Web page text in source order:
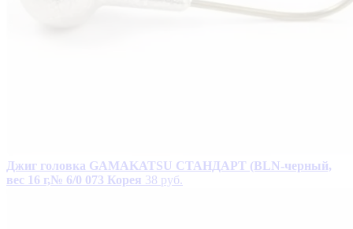
Джиг головка GAMAKATSU СТАНДАРТ (BLN-черный,
вес 16 г,№ 6/0 073 Корея 38 руб.